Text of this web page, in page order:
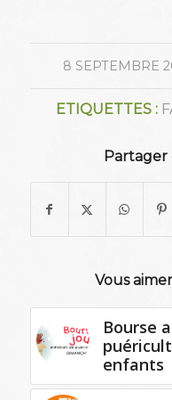
8 SEPTEMBRE
/
ETIQUETTES :
Vous
Bourse
enfants